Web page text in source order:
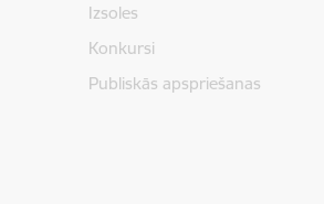
Izsoles
Konkursi
Publiskās apspriešanas